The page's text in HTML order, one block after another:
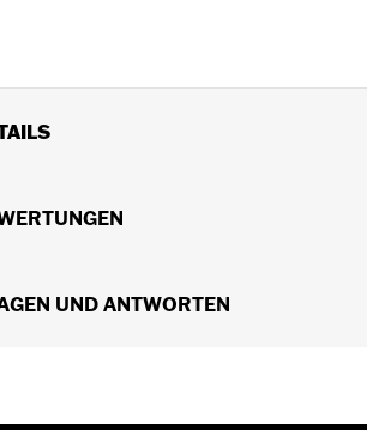
,,,,,,,,,,,,,,,,,,,,,,,,,,,,,,,,,,,,,,,,,,,,,,,,,,,,,,,,,,,,,,,,,,
UND ANTWORTEN